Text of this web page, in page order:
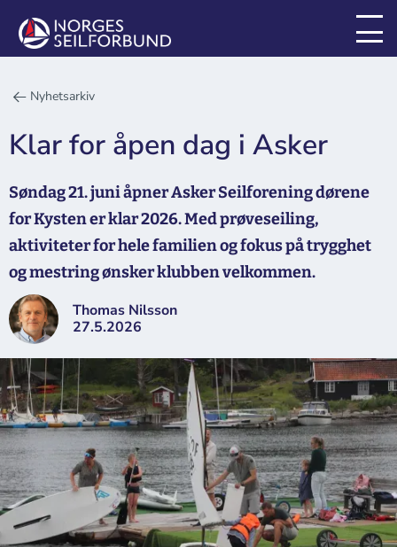
Nyhetsarkiv
Klar for åpen dag i Asker
Søndag 21. juni åpner Asker Seilforening dørene
for Kysten er klar 2026. Med prøveseiling,
aktiviteter for hele familien og fokus på trygghet
og mestring ønsker klubben velkommen.
Thomas Nilsson
27.5.2026